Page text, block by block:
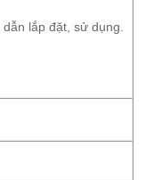
lắp đặt, sử dụng.